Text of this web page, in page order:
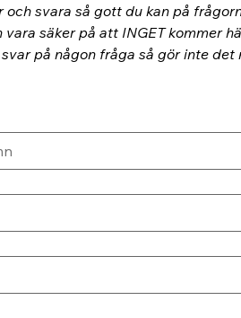
svara så gott du kan på
säker på att INGET kommer
på någon fråga så gör inte det